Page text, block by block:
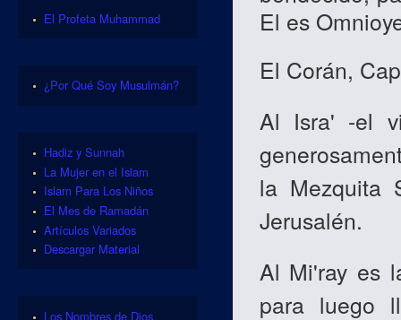
El es
El Corán,
Al Isra' -el
la Mezquita
Jerusalén.
Al Mi'ray es
para luego
El Profeta Muhammad
¿Por Qué Soy Musulmán?
Hadiz y Sunnah
La Mujer en el Islam
Islam Para Los Niños
El Mes de Ramadán
Artículos Variados
Descargar Material
Los Nombres de Dios